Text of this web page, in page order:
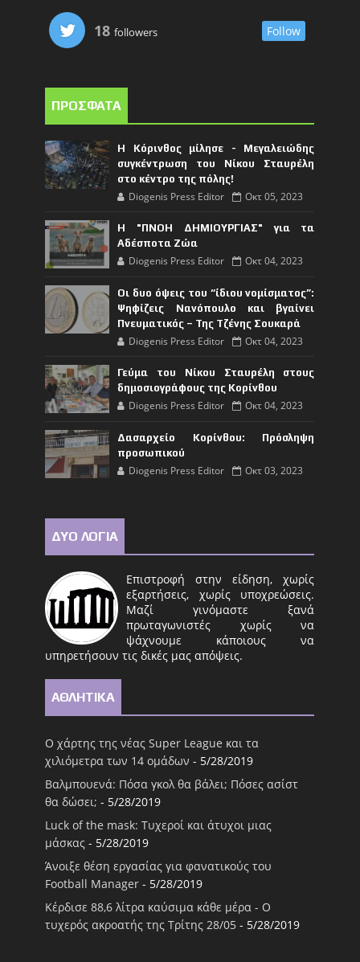
18 followers Follow
ΠΡΟΣΦΑΤΑ
Η Κόρινθος μίλησε - Μεγαλειώδης
συγκέντρωση του Νίκου Σταυρέλη
στο κέντρο της πόλης!
Diogenis Press Editor Οκτ 05, 2023
Η "ΠΝΟΗ ΔΗΜΙΟΥΡΓΙΑΣ" για τα
Αδέσποτα Ζώα
Diogenis Press Editor Οκτ 04, 2023
Οι δυο όψεις του “ίδιου νομίσματος”:
Ψηφίζεις Νανόπουλο και βγαίνει
Πνευματικός – Της Τζένης Σουκαρά
Diogenis Press Editor Οκτ 04, 2023
Γεύμα του Νίκου Σταυρέλη στους
δημοσιογράφους της Κορίνθου
Diogenis Press Editor Οκτ 04, 2023
Δασαρχείο Κορίνθου: Πρόσληψη
προσωπικού
Diogenis Press Editor Οκτ 03, 2023
ΔΥΟ ΛΟΓΙΑ
Επιστροφή στην είδηση, χωρίς
εξαρτήσεις, χωρίς υποχρεώσεις.
Μαζί γινόμαστε ξανά
πρωταγωνιστές χωρίς να
ψάχνουμε κάποιους να
υπηρετήσουν τις δικές μας απόψεις.
ΑΘΛΗΤΙΚΑ
Ο χάρτης της νέας Super League και τα
χιλιόμετρα των 14 ομάδων - 5/28/2019
Βαλμπουενά: Πόσα γκολ θα βάλει; Πόσες ασίστ
θα δώσει; - 5/28/2019
Luck of the mask: Τυχεροί και άτυχοι μιας
μάσκας - 5/28/2019
Άνοιξε θέση εργασίας για φανατικούς του
Football Μanager - 5/28/2019
Κέρδισε 88,6 λίτρα καύσιμα κάθε μέρα - Ο
τυχερός ακροατής της Τρίτης 28/05 - 5/28/2019